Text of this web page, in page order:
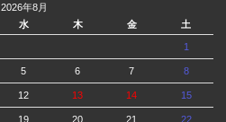
2026年8月
水 木 金 土
1
5 6 7 8
12 13 14 15
19 20 21 22